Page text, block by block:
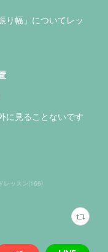
り幅」についてレッ
に見ることないです
レッスン(166)